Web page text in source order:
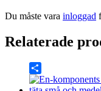
Du måste vara inloggad
Relaterade
Share